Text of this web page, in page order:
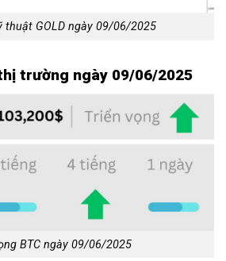
thuật GOLD ngày 09/06/2025
trường ngày 09/06/2025
BTC ngày 09/06/2025